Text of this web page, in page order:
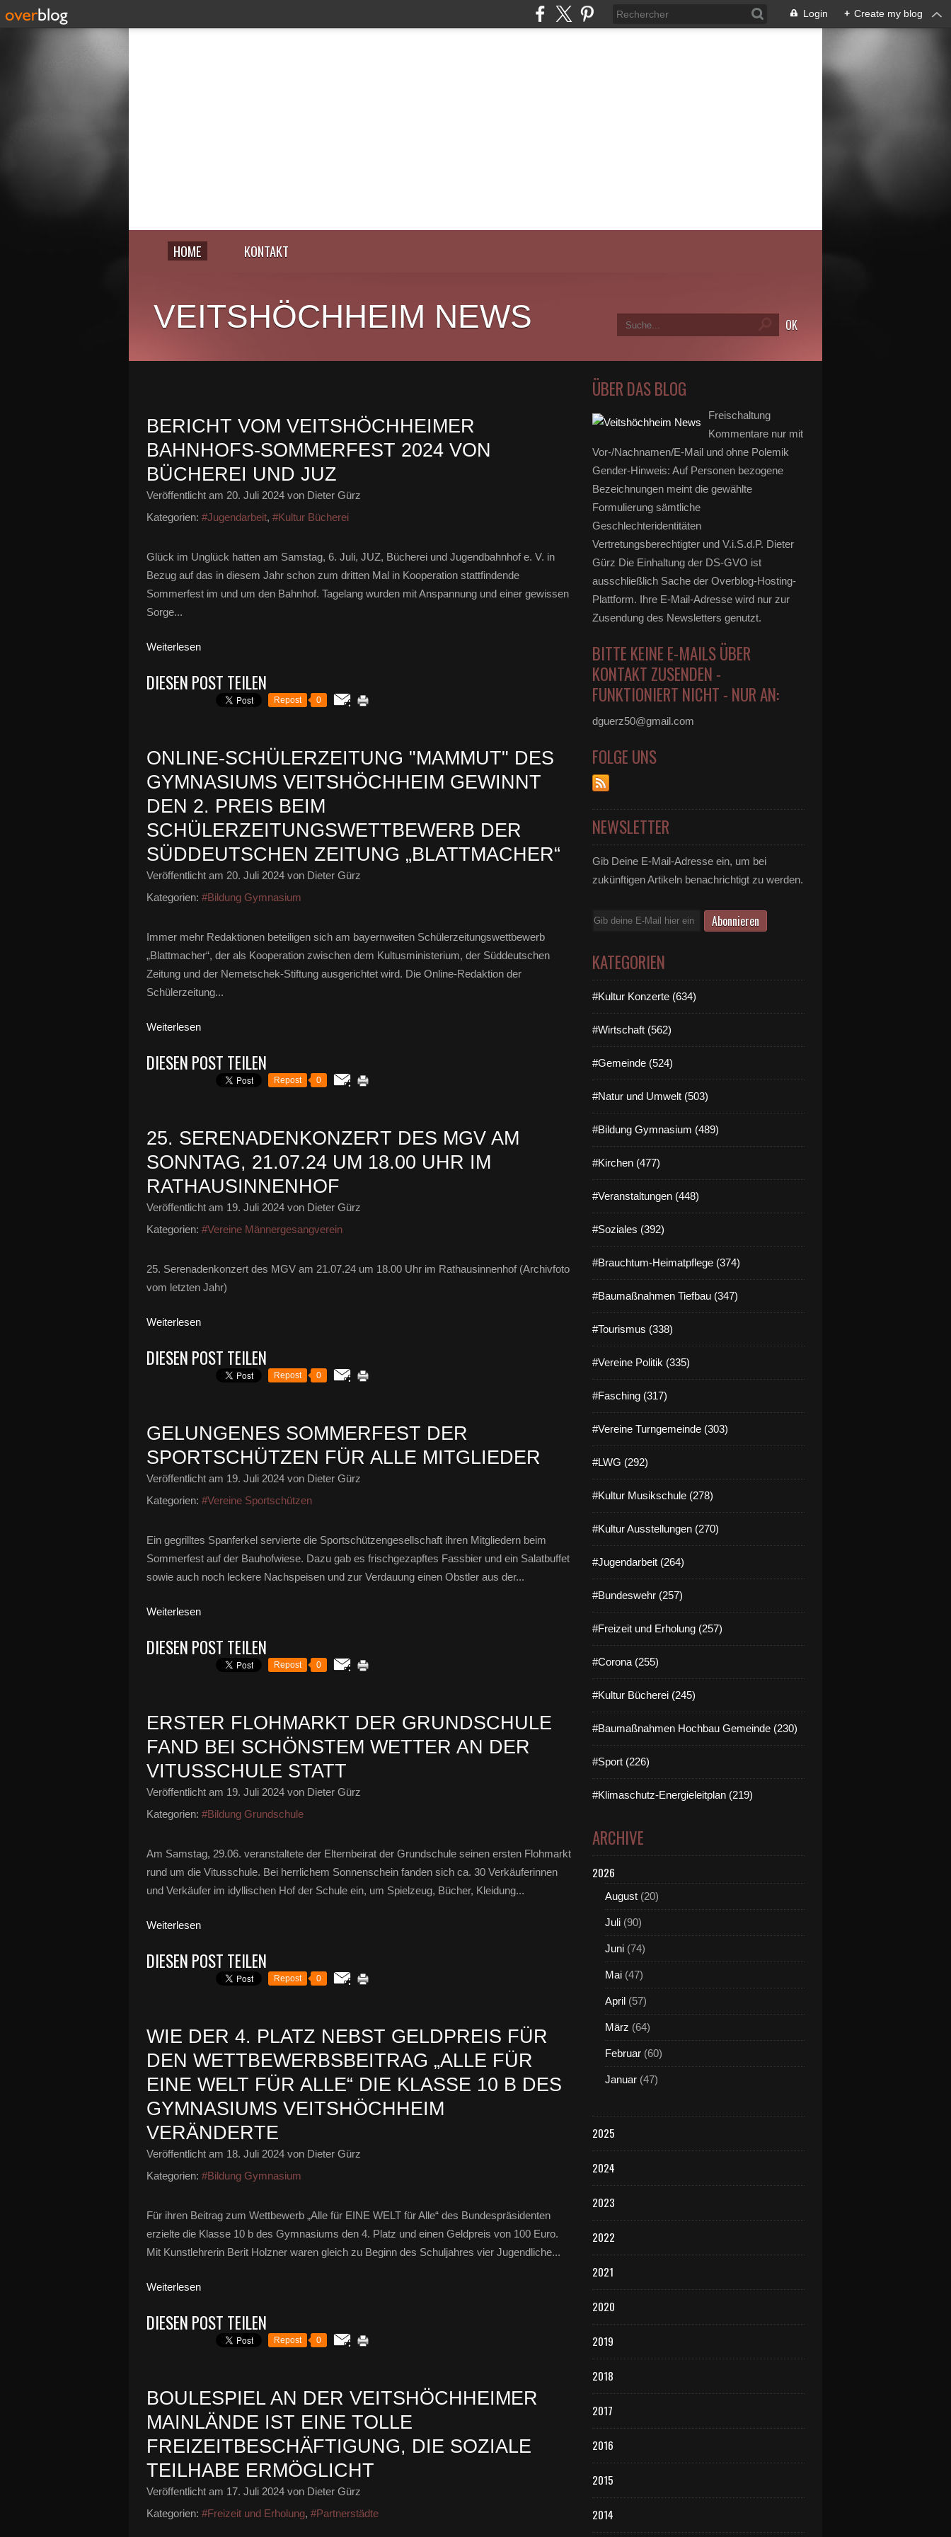
Login + Create my blog
HOME KONTAKT
VEITSHÖCHHEIM NEWS
BERICHT VOM VEITSHÖCHHEIMER
BAHNHOFS-SOMMERFEST 2024 VON
BÜCHEREI UND JUZ
Veröffentlicht am 20. Juli 2024 von Dieter Gürz
Kategorien: #Jugendarbeit, #Kultur Bücherei
Glück im Unglück hatten am Samstag, 6. Juli, JUZ, Bücherei und Jugendbahnhof e. V. in
Bezug auf das in diesem Jahr schon zum dritten Mal in Kooperation stattfindende
Sommerfest im und um den Bahnhof. Tagelang wurden mit Anspannung und einer gewissen
Sorge...
Weiterlesen
DIESEN POST TEILEN
Repost 0
ONLINE-SCHÜLERZEITUNG "MAMMUT" DES
GYMNASIUMS VEITSHÖCHHEIM GEWINNT
DEN 2. PREIS BEIM
SCHÜLERZEITUNGSWETTBEWERB DER
SÜDDEUTSCHEN ZEITUNG „BLATTMACHER“
Veröffentlicht am 20. Juli 2024 von Dieter Gürz
Kategorien: #Bildung Gymnasium
Immer mehr Redaktionen beteiligen sich am bayernweiten Schülerzeitungswettbewerb
„Blattmacher“, der als Kooperation zwischen dem Kultusministerium, der Süddeutschen
Zeitung und der Nemetschek-Stiftung ausgerichtet wird. Die Online-Redaktion der
Schülerzeitung...
Weiterlesen
DIESEN POST TEILEN
Repost 0
25. SERENADENKONZERT DES MGV AM
SONNTAG, 21.07.24 UM 18.00 UHR IM
RATHAUSINNENHOF
Veröffentlicht am 19. Juli 2024 von Dieter Gürz
Kategorien: #Vereine Männergesangverein
25. Serenadenkonzert des MGV am 21.07.24 um 18.00 Uhr im Rathausinnenhof (Archivfoto
vom letzten Jahr)
Weiterlesen
DIESEN POST TEILEN
Repost 0
GELUNGENES SOMMERFEST DER
SPORTSCHÜTZEN FÜR ALLE MITGLIEDER
Veröffentlicht am 19. Juli 2024 von Dieter Gürz
Kategorien: #Vereine Sportschützen
Ein gegrilltes Spanferkel servierte die Sportschützengesellschaft ihren Mitgliedern beim
Sommerfest auf der Bauhofwiese. Dazu gab es frischgezapftes Fassbier und ein Salatbuffet
sowie auch noch leckere Nachspeisen und zur Verdauung einen Obstler aus der...
Weiterlesen
DIESEN POST TEILEN
Repost 0
ERSTER FLOHMARKT DER GRUNDSCHULE
FAND BEI SCHÖNSTEM WETTER AN DER
VITUSSCHULE STATT
Veröffentlicht am 19. Juli 2024 von Dieter Gürz
Kategorien: #Bildung Grundschule
Am Samstag, 29.06. veranstaltete der Elternbeirat der Grundschule seinen ersten Flohmarkt
rund um die Vitusschule. Bei herrlichem Sonnenschein fanden sich ca. 30 Verkäuferinnen
und Verkäufer im idyllischen Hof der Schule ein, um Spielzeug, Bücher, Kleidung...
Weiterlesen
DIESEN POST TEILEN
Repost 0
WIE DER 4. PLATZ NEBST GELDPREIS FÜR
DEN WETTBEWERBSBEITRAG „ALLE FÜR
EINE WELT FÜR ALLE“ DIE KLASSE 10 B DES
GYMNASIUMS VEITSHÖCHHEIM
VERÄNDERTE
Veröffentlicht am 18. Juli 2024 von Dieter Gürz
Kategorien: #Bildung Gymnasium
Für ihren Beitrag zum Wettbewerb „Alle für EINE WELT für Alle“ des Bundespräsidenten
erzielte die Klasse 10 b des Gymnasiums den 4. Platz und einen Geldpreis von 100 Euro.
Mit Kunstlehrerin Berit Holzner waren gleich zu Beginn des Schuljahres vier Jugendliche...
Weiterlesen
DIESEN POST TEILEN
Repost 0
BOULESPIEL AN DER VEITSHÖCHHEIMER
MAINLÄNDE IST EINE TOLLE
FREIZEITBESCHÄFTIGUNG, DIE SOZIALE
TEILHABE ERMÖGLICHT
Veröffentlicht am 17. Juli 2024 von Dieter Gürz
Kategorien: #Freizeit und Erholung, #Partnerstädte
ÜBER DAS BLOG
Freischaltung
Kommentare nur mit
Vor-/Nachnamen/E-Mail und ohne Polemik
Gender-Hinweis: Auf Personen bezogene
Bezeichnungen meint die gewählte
Formulierung sämtliche
Geschlechteridentitäten
Vertretungsberechtigter und V.i.S.d.P. Dieter
Gürz Die Einhaltung der DS-GVO ist
ausschließlich Sache der Overblog-Hosting-
Plattform. Ihre E-Mail-Adresse wird nur zur
Zusendung des Newsletters genutzt.
BITTE KEINE E-MAILS ÜBER
KONTAKT ZUSENDEN -
FUNKTIONIERT NICHT - NUR AN:
dguerz50@gmail.com
FOLGE UNS
NEWSLETTER
Gib Deine E-Mail-Adresse ein, um bei
zukünftigen Artikeln benachrichtigt zu werden.
E-
KATEGORIEN
#Kultur Konzerte (634)
#Wirtschaft (562)
#Gemeinde (524)
#Natur und Umwelt (503)
#Bildung Gymnasium (489)
#Kirchen (477)
#Veranstaltungen (448)
#Soziales (392)
#Brauchtum-Heimatpflege (374)
#Baumaßnahmen Tiefbau (347)
#Tourismus (338)
#Vereine Politik (335)
#Fasching (317)
#Vereine Turngemeinde (303)
#LWG (292)
#Kultur Musikschule (278)
#Kultur Ausstellungen (270)
#Jugendarbeit (264)
#Bundeswehr (257)
#Freizeit und Erholung (257)
#Corona (255)
#Kultur Bücherei (245)
#Baumaßnahmen Hochbau Gemeinde (230)
#Sport (226)
#Klimaschutz-Energieleitplan (219)
ARCHIVE
2026
August (20)
Juli (90)
Juni (74)
Mai (47)
April (57)
März (64)
Februar (60)
Januar (47)
2025
2024
2023
2022
2021
2020
2019
2018
2017
2016
2015
2014